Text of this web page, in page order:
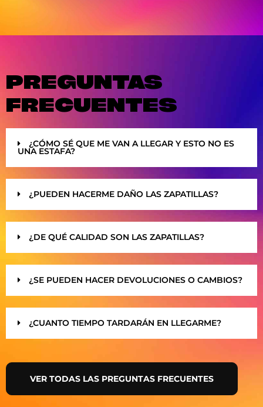
PREGUNTAS
FRECUENTES
¿CÓMO SÉ QUE ME VAN A LLEGAR Y ESTO NO ES
UNA ESTAFA?
¿PUEDEN HACERME DAÑO LAS ZAPATILLAS?
¿DE QUÉ CALIDAD SON LAS ZAPATILLAS?
¿SE PUEDEN HACER DEVOLUCIONES O CAMBIOS?
¿CUANTO TIEMPO TARDARÁN EN LLEGARME?
VER TODAS LAS PREGUNTAS FRECUENTES